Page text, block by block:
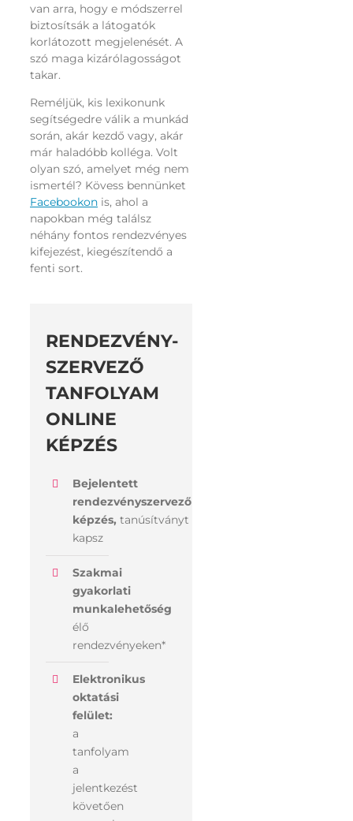
van arra, hogy e módszerrel
biztosítsák a látogatók
korlátozott megjelenését. A
szó maga kizárólagosságot
takar.
Reméljük, kis lexikonunk
segítségedre válik a munkád
során, akár kezdő vagy, akár
már haladóbb kolléga. Volt
olyan szó, amelyet még nem
ismertél? Kövess bennünket
Facebookon is, ahol a
napokban még találsz
néhány fontos rendezvényes
kifejezést, kiegészítendő a
fenti sort.
RENDEZVÉNY-
SZERVEZŐ
TANFOLYAM
ONLINE
KÉPZÉS
Bejelentett
rendezvényszervező
képzés, tanúsítványt
kapsz
Szakmai
gyakorlati
munkalehetőség
élő
rendezvényeken*
Elektronikus
oktatási
felület:
a
tanfolyam
a
jelentkezést
követően